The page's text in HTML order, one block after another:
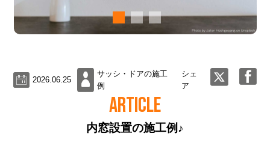
2026.06.25
サッシ・ドアの施工
例
シェ
ア
ARTICLE
内窓設置の施工例♪